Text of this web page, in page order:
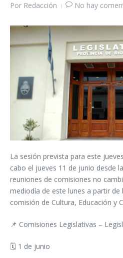
Por Redacción No hay
La sesión prevista para este
cabo el jueves 11 de junio desde
reuniones de comisiones no
mediodía de este lunes a partir de
comisión de Cultura, Educación y
📌 Comisiones Legislativas –
🗓 1 de junio